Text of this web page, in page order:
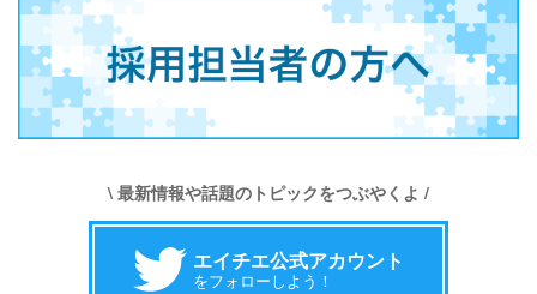
\ 最新情報や話題のトピックをつぶやくよ /
エイチエ公式アカウント
をフォローしよう！